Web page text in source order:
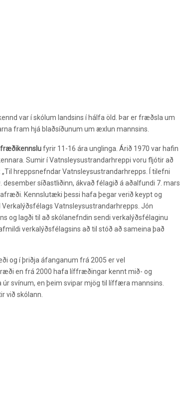
var í skólum landsins í hálfa öld. Þar er fræðsla um
fram hjá blaðsíðunum um æxlun mannsins.
fyrir 11-16 ára unglinga. Árið 1970 var hafin
Sumir í Vatnsleysustrandarhreppi voru fljótir að
hreppsnefndar Vatnsleysustrandarhrepps. Í tilefni
síðastliðinn, ákvað félagið á aðalfundi 7. mars
Kennslutæki þessi hafa þegar verið keypt og
Vatnsleysustrandarhrepps. Jón
og lagði til að skólanefndin sendi verkalýðsfélaginu
verkalýðsfélagsins að til stóð að sameina það
og í þriðja áfanganum frá 2005 er vel
en frá 2000 hafa líffræðingar kennt mið- og
svínum, en þeim svipar mjög til líffæra mannsins.
við skólann.